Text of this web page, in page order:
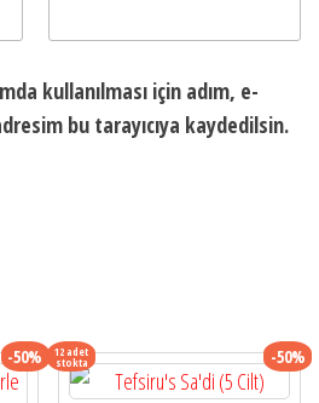
kullanılması için adım, e-
bu tarayıcıya kaydedilsin.
-50% 12 adet
stokta -50%